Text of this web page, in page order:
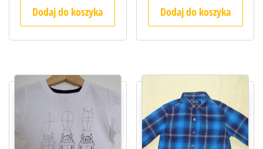
Dodaj do koszyka Dodaj do koszyka